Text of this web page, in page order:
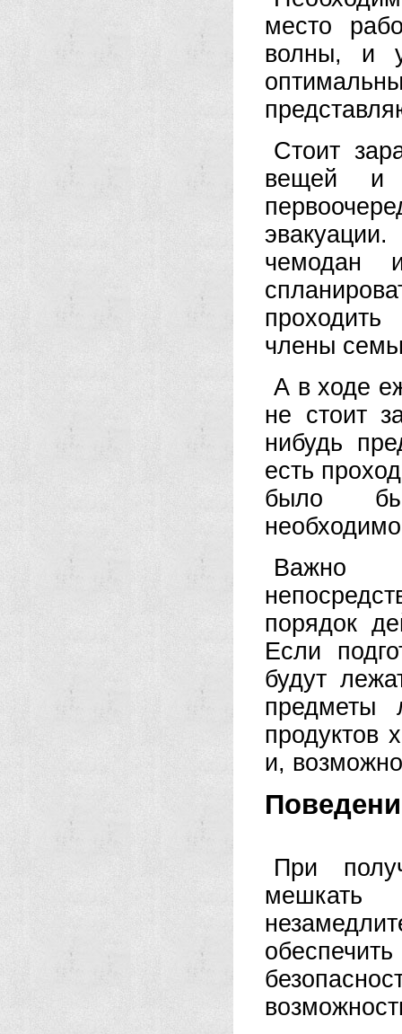
место
волны, и
Стоит
вещей и
чемодан
члены
А в ходе
не стоит
нибудь
есть
было
Важно
порядок
Если
будут
предметы
продуктов
и,
При
мешкать